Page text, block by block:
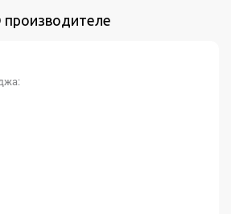
производителе